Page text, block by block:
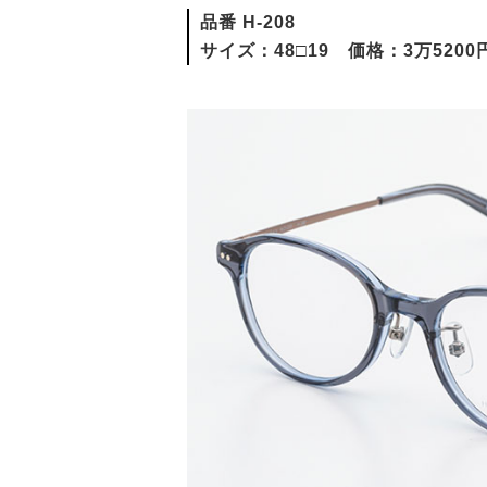
品番 H-208
サイズ：48□19 価格：3万5200